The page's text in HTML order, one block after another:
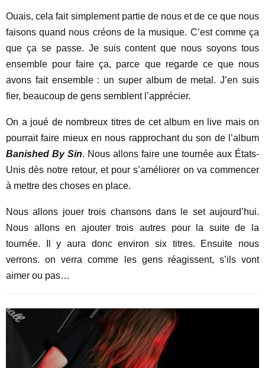
Ouais, cela fait simplement partie de nous et de ce que nous
faisons quand nous créons de la musique. C’est comme ça
que ça se passe. Je suis content que nous soyons tous
ensemble pour faire ça, parce que regarde ce que nous
avons fait ensemble : un super album de metal. J’en suis
fier, beaucoup de gens semblent l’apprécier.
On a joué de nombreux titres de cet album en live mais on
pourrait faire mieux en nous rapprochant du son de l’album
Banished By Sin. Nous allons faire une tournée aux États-
Unis dès notre retour, et pour s’améliorer on va commencer
à mettre des choses en place.
Nous allons jouer trois chansons dans le set aujourd’hui.
Nous allons en ajouter trois autres pour la suite de la
tournée. Il y aura donc environ six titres. Ensuite nous
verrons. on verra comme les gens réagissent, s’ils vont
aimer ou pas…